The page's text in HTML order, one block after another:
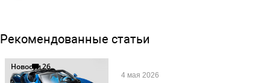
Рекомендованные статьи
Новости26
4 мая 2026